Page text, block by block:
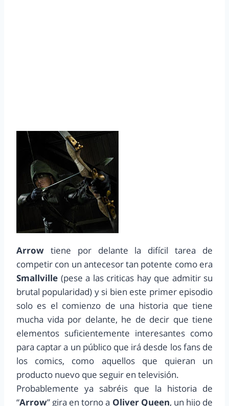
Arrow tiene por delante la difícil tarea de
competir con un antecesor tan potente como era
Smallville (pese a las criticas hay que admitir su
brutal popularidad) y si bien este primer episodio
solo es el comienzo de una historia que tiene
mucha vida por delante, he de decir que tiene
elementos suficientemente interesantes como
para captar a un público que irá desde los fans de
los comics, como aquellos que quieran un
producto nuevo que seguir en televisión.
Probablemente ya sabréis que la historia de
“Arrow” gira en torno a Oliver Queen, un hijo de